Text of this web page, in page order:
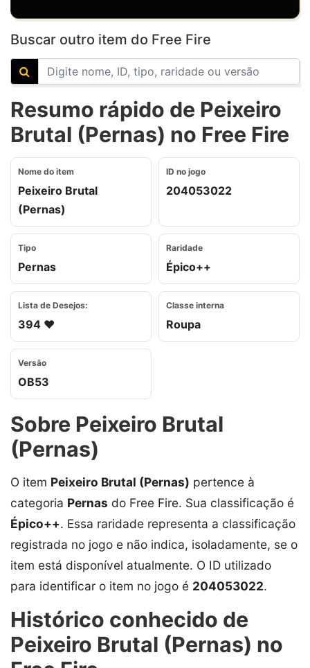
Buscar outro item do Free Fire
Resumo rápido de Peixeiro
Brutal (Pernas) no Free Fire
Nome do item
Peixeiro Brutal
(Pernas)
ID no jogo
204053022
Tipo
Pernas
Raridade
Épico++
Lista de Desejos:
394 ❤️
Classe interna
Roupa
Versão
OB53
Sobre Peixeiro Brutal
(Pernas)
O item Peixeiro Brutal (Pernas) pertence à
categoria Pernas do Free Fire. Sua classificação é
Épico++. Essa raridade representa a classificação
registrada no jogo e não indica, isoladamente, se o
item está disponível atualmente. O ID utilizado
para identificar o item no jogo é 204053022.
Histórico conhecido de
Peixeiro Brutal (Pernas) no